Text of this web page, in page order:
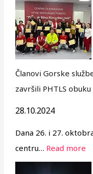
Članovi Gorske
završili PHTLS obuku
28.10.2024
Dana 26. i 27.
centru… Read more